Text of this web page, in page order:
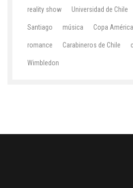
reality show Universidad de Chile
Santiago música Copa América
romance Carabineros de Chile
Wimbledon